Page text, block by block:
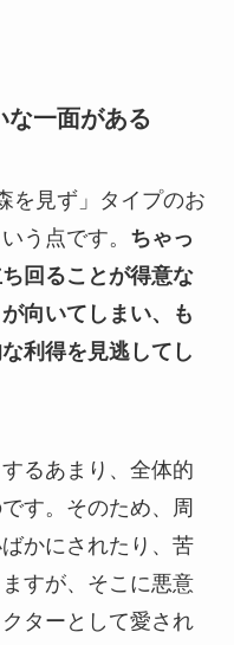
一面がある
を見ず」タイプのお
う点です。 ちゃっ
回ることが得意な
向いてしまい、も
利得を見逃してし
るあまり、全体的
す。そのため、周
かにされたり、苦
すが、そこに悪意
ターとして愛され